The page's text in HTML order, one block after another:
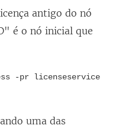
antigo do nó
é o nó inicial que
-pr licenseservice
uma das